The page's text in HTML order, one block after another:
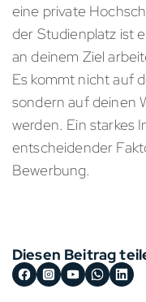
eine private
der Studienplatz ist
an deinem Ziel
Es kommt nicht auf
sondern auf deinen
werden. Ein starkes
entscheidender
Bewerbung.
Diesen Beitrag